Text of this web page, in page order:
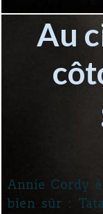
Au
Annie Cordy
bien sûr :